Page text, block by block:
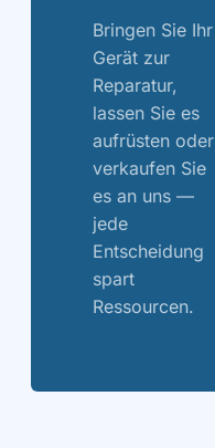
Bringen Sie Ihr
Gerät zur
Reparatur,
lassen Sie es
aufrüsten oder
verkaufen Sie
es an uns —
jede
Entscheidung
spart
Ressourcen.